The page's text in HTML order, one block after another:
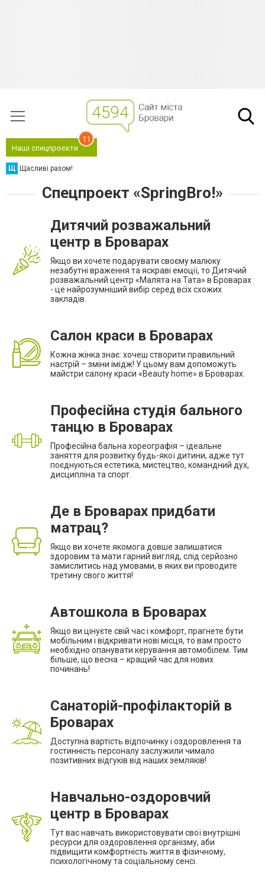
Наші спецпроєкти
11
Щ Щасливі разом!
Спецпроект «SpringBro!»
Дитячий розважальний
центр в Броварах
Якщо ви хочете подарувати своєму малюку
незабутні враження та яскраві емоції, то Дитячий
розважальний центр «Малята на Тата» в Броварах
- це найрозумніший вибір серед всіх схожих
закладів.
Салон краси в Броварах
Кожна жінка знає: хочеш створити правильний
настрій – зміни імідж! У цьому вам допоможуть
майстри салону краси «Beauty home» в Броварах.
Професійна студія бального
танцю в Броварах
Професійна бальна хореографія – ідеальне
заняття для розвитку будь-якої дитини, адже тут
поєднуються естетика, мистецтво, командний дух,
дисципліна та спорт.
Де в Броварах придбати
матрац?
Якщо ви хочете якомога довше залишатися
здоровим та мати гарний вигляд, слід серйозно
замислитись над умовами, в яких ви проводите
третину свого життя!
Автошкола в Броварах
Якщо ви цінуєте свій час і комфорт, прагнете бути
мобільним і відкривати нові місця, то вам просто
необхідно опанувати керування автомобілем. Тим
більше, що весна – кращий час для нових
починань!
Санаторій-профілакторій в
Броварах
Доступна вартість відпочинку і оздоровлення та
гостинність персоналу заслужили чимало
позитивних відгуків від наших земляків!
Навчально-оздоровчий
центр в Броварах
Тут вас навчать використовувати свої внутрішні
ресурси для оздоровлення організму, аби
підвищити комфортність життя в фізичному,
психологічному та соціальному сенсі.